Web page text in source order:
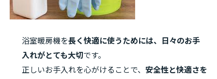
浴室暖房機を長く快適に使うためには、日々のお手
入れがとても大切です。
正しいお手入れを心がけることで、 安全性と快適さを